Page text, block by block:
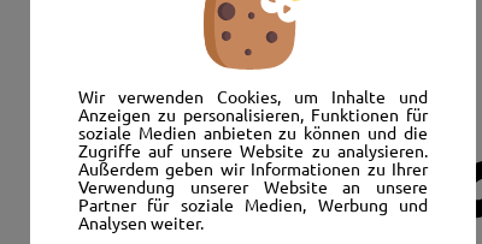
Wir verwenden Cookies, um Inhalte und
Anzeigen zu personalisieren, Funktionen für
soziale Medien anbieten zu können und die
Zugriffe auf unsere Website zu analysieren.
Außerdem geben wir Informationen zu Ihrer
Verwendung unserer Website an unsere
Partner für soziale Medien, Werbung und
Analysen weiter.
info@autoshop-wimmer.de